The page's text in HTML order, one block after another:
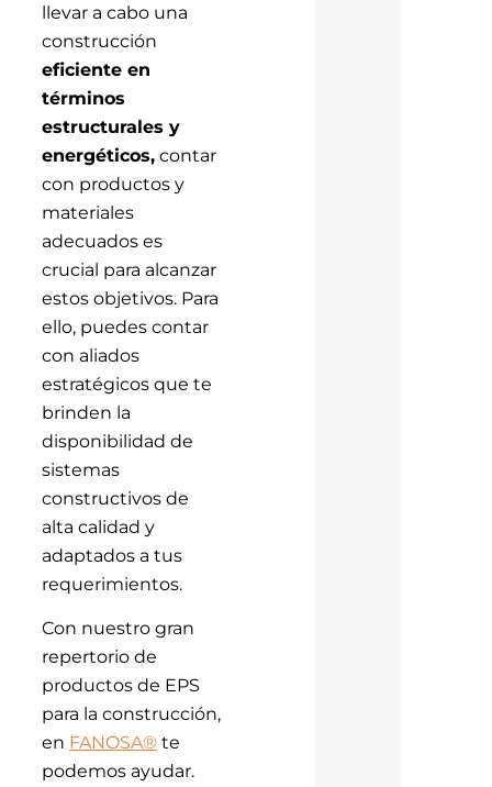
llevar a cabo una
construcción
eficiente en
términos
estructurales y
energéticos,contar
con productos y
materiales
adecuados es
crucial para alcanzar
estos objetivos. Para
ello, puedes contar
con aliados
estratégicos que te
brinden la
disponibilidad de
sistemas
constructivos de
alta calidad y
adaptados a tus
requerimientos.
Con nuestro gran
repertorio de
productos de EPS
para la construcción,
en FANOSA® te
podemos ayudar.